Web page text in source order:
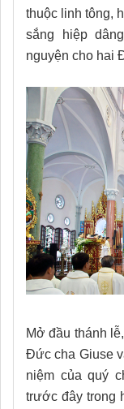
thuộc linh tông,
sắng hiệp
nguyện cho hai
Mở đầu thánh
Đức cha Giuse
niệm của quý
trước đây trong